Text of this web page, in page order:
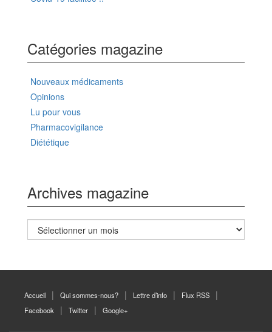
Catégories magazine
Nouveaux médicaments
Opinions
Lu pour vous
Pharmacovigilance
Diététique
Archives magazine
Archives
magazine
Accueil Qui sommes-nous? Lettre d’info
Flux RSS
Facebook
Twitter Google+